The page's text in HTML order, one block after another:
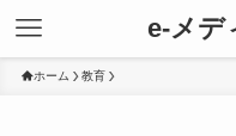
e-メデ
ホーム 教育